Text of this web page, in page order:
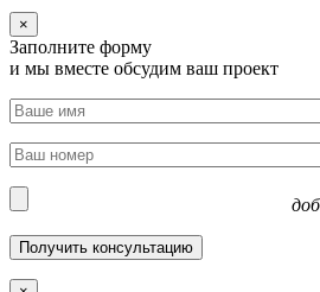
×
Заполните форму
и мы вместе обсудим ваш проект